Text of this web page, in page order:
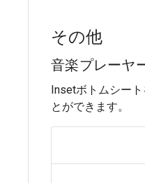
その他
音楽プレーヤ
Insetボトムシー
とができます。